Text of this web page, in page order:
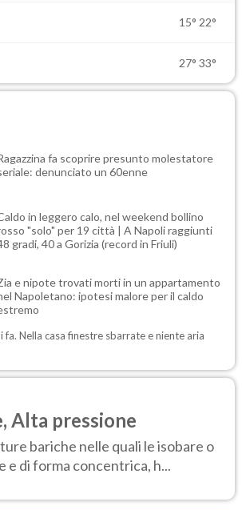
15° 22°
27° 33°
fa scoprire presunto molestatore
denunciato un 60enne
in leggero calo, nel weekend bollino
"solo" per 19 città | A Napoli raggiunti
gradi, 40 a Gorizia (record in Friuli)
e nipote trovati morti in un appartamento
Napoletano: ipotesi malore per il caldo
fa. Nella casa finestre sbarrate e niente aria
Alta pressione
bariche nelle quali le isobare o
e di forma concentrica, h...